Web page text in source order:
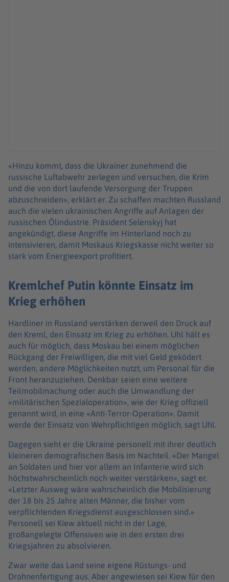
«Hinzu kommt, dass die Ukrainer zunehmend die
russische Luftabwehr zerlegen und versuchen, die Krim
und die von dort laufende Versorgung der Truppen
abzuschneiden», erklärt er. Zu schaffen machten Russland
auch die vielen ukrainischen Angriffe auf Anlagen der
russischen Ölindustrie. Präsident Selenskyj hat
angekündigt, diese Angriffe im Hinterland noch zu
intensivieren, damit Moskaus Kriegskasse nicht weiter so
stark vom Energieexport profitiert.
Kremlchef Putin könnte Einsatz im
Krieg erhöhen
Hardliner in Russland verstärken derweil den Druck auf
den Kreml, den Einsatz im Krieg zu erhöhen. Uhl hält es
auch für möglich, dass Moskau bei einem möglichen
Rückgang der Freiwilligen, die mit viel Geld geködert
werden, andere Möglichkeiten nutzt, um Personal für die
Front heranzuziehen. Denkbar seien eine weitere
Teilmobilmachung oder auch die Umwandlung der
«militärischen Spezialoperation», wie der Krieg offiziell
genannt wird, in eine «Anti-Terror-Operation». Damit
werde der Einsatz von Wehrpflichtigen möglich, sagt Uhl.
Dagegen sieht er die Ukraine personell mit ihrer deutlich
kleineren demografischen Basis im Nachteil. «Der Mangel
an Soldaten und hier vor allem an Infanterie wird sich
höchstwahrscheinlich noch weiter verstärken», sagt er.
«Letzter Ausweg wäre wahrscheinlich die Mobilisierung
der 18 bis 25 Jahre alten Männer, die bisher vom
verpflichtenden Kriegsdienst ausgeschlossen sind.»
Personell sei Kiew aktuell nicht in der Lage,
großangelegte Offensiven wie in den ersten drei
Kriegsjahren zu absolvieren.
Zwar weite das Land seine eigene Rüstungs- und
Drohnenfertigung aus. Aber angewiesen sei Kiew für den